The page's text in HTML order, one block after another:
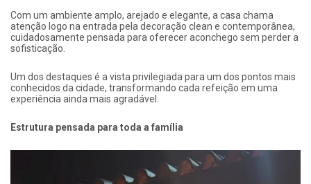
Com um ambiente amplo, arejado e elegante, a casa chama
atenção logo na entrada pela decoração clean e contemporânea,
cuidadosamente pensada para oferecer aconchego sem perder a
sofisticação.
Um dos destaques é a vista privilegiada para um dos pontos mais
conhecidos da cidade, transformando cada refeição em uma
experiência ainda mais agradável.
Estrutura pensada para toda a família